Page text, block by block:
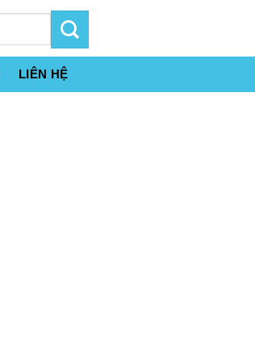
LIÊN HỆ